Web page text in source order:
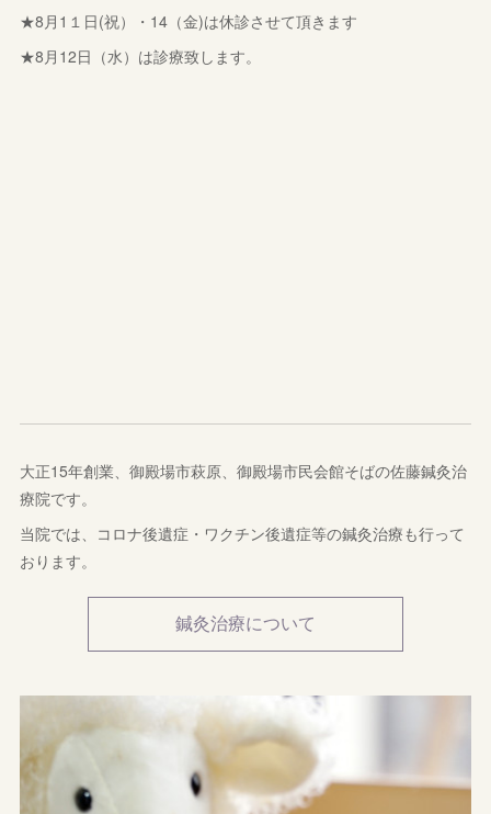
★8月1１日(祝）・14（金)は休診させて頂きます
★8月12日（水）は診療致します。
大正15年創業、御殿場市萩原、御殿場市民会館そばの佐藤鍼灸治
療院です。
当院では、コロナ後遺症・ワクチン後遺症等の鍼灸治療も行って
おります。
鍼灸治療について